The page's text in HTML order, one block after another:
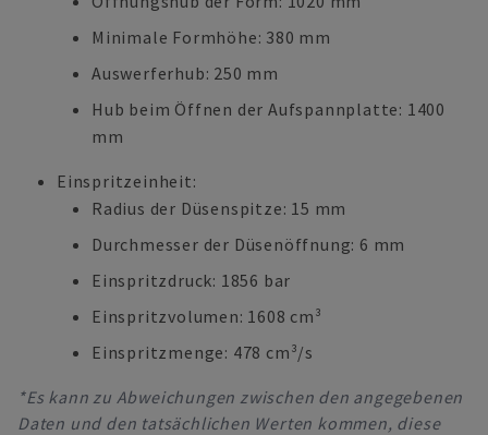
Minimale Formhöhe: 380 mm
Auswerferhub: 250 mm
Hub beim Öffnen der Aufspannplatte: 1400
mm
Einspritzeinheit:
Radius der Düsenspitze: 15 mm
Durchmesser der Düsenöffnung: 6 mm
Einspritzdruck: 1856 bar
Einspritzvolumen: 1608 cm³
Einspritzmenge: 478 cm³/s
*Es kann zu Abweichungen zwischen den angegebenen
Daten und den tatsächlichen Werten kommen, diese